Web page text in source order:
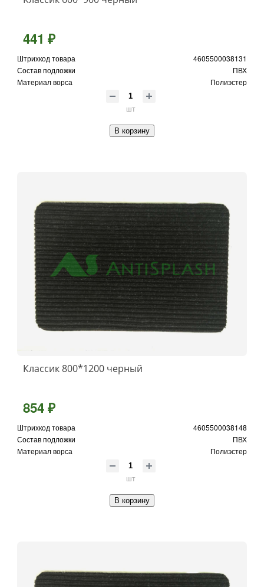
441 ₽
Штрихкод товара
4605500038131
Состав подложки
ПВХ
Материал ворса
Полиэстер
шт
В корзину
Классик 800*1200 черный
854 ₽
Штрихкод товара
4605500038148
Состав подложки
ПВХ
Материал ворса
Полиэстер
шт
В корзину